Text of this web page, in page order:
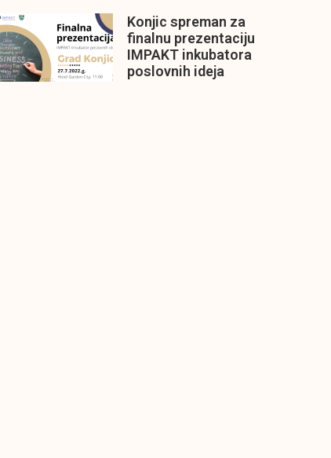
Konjic spreman za
finalnu prezentaciju
IMPAKT inkubatora
poslovnih ideja